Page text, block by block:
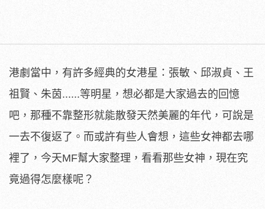
港劇當中，有許多經典的女港星：張敏、邱淑貞、王
祖賢、朱茵......等明星，想必都是大家過去的回憶
吧，那種不靠整形就能散發天然美麗的年代，可說是
一去不復返了。而或許有些人會想，這些女神都去哪
裡了，今天MF幫大家整理，看看那些女神，現在究
竟過得怎麼樣呢？